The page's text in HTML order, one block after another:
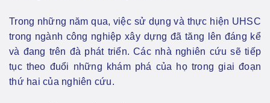
Trong những năm qua, việc sử dụng và thực hiện UHSC
trong ngành công nghiệp xây dựng đã tăng lên đáng kể
và đang trên đà phát triển. Các nhà nghiên cứu sẽ tiếp
tục theo đuổi những khám phá của họ trong giai đoạn
thứ hai của nghiên cứu.